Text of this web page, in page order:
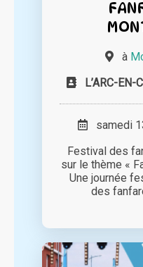
à
L’ARC-EN-
samedi
Festival des
sur le thème «
Une journée
des